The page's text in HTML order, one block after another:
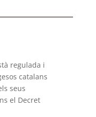
regulada i
catalans
seus
el Decret